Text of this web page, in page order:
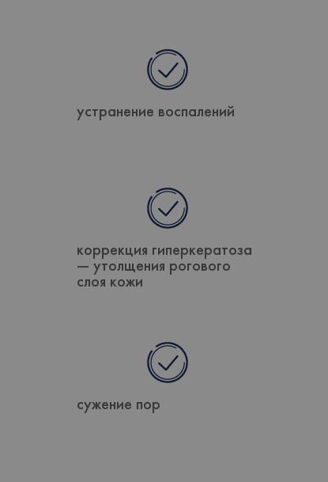
устранение воспалений
коррекция гиперкератоза
— утолщения рогового
слоя кожи
сужение пор